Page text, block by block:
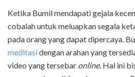
Ketika Bumil mendapati gejala
cobalah untuk meluapkan segala
pada orang yang dapat dipercaya.
meditasidengan arahan yang
video yang tersebar online. Hal ini